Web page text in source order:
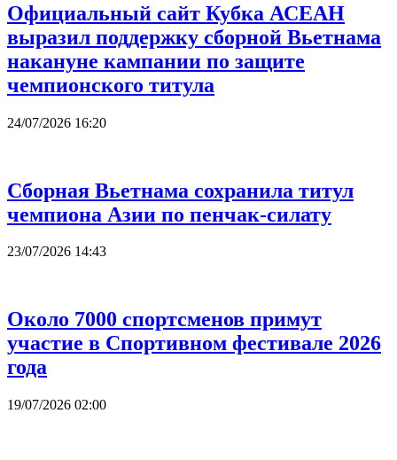
Официальный сайт Кубка АСЕАН
выразил поддержку сборной Вьетнама
накануне кампании по защите
чемпионского титула
24/07/2026 16:20
Сборная Вьетнама сохранила титул
чемпиона Азии по пенчак-силату
23/07/2026 14:43
Около 7000 спортсменов примут
участие в Спортивном фестивале 2026
года
19/07/2026 02:00